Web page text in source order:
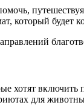
который
хотят
для